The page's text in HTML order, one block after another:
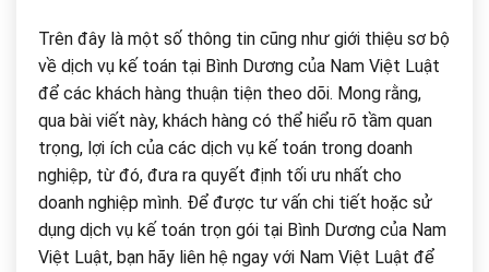
Trên đây là một số thông tin cũng như giới thiệu sơ bộ
về dịch vụ kế toán tại Bình Dương của Nam Việt Luật
để các khách hàng thuận tiện theo dõi. Mong rằng,
qua bài viết này, khách hàng có thể hiểu rõ tầm quan
trọng, lợi ích của các dịch vụ kế toán trong doanh
nghiệp, từ đó, đưa ra quyết định tối ưu nhất cho
doanh nghiệp mình. Để được tư vấn chi tiết hoặc sử
dụng dịch vụ kế toán trọn gói tại Bình Dương của Nam
Việt Luật, bạn hãy liên hệ ngay với Nam Việt Luật để